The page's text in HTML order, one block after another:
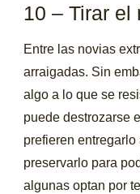
10 – Tirar el
Entre las novias
arraigadas. Sin
algo a lo que se
puede destrozarse
prefieren
preservarlo para
algunas optan por